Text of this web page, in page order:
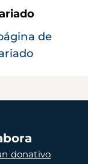
de
donativo